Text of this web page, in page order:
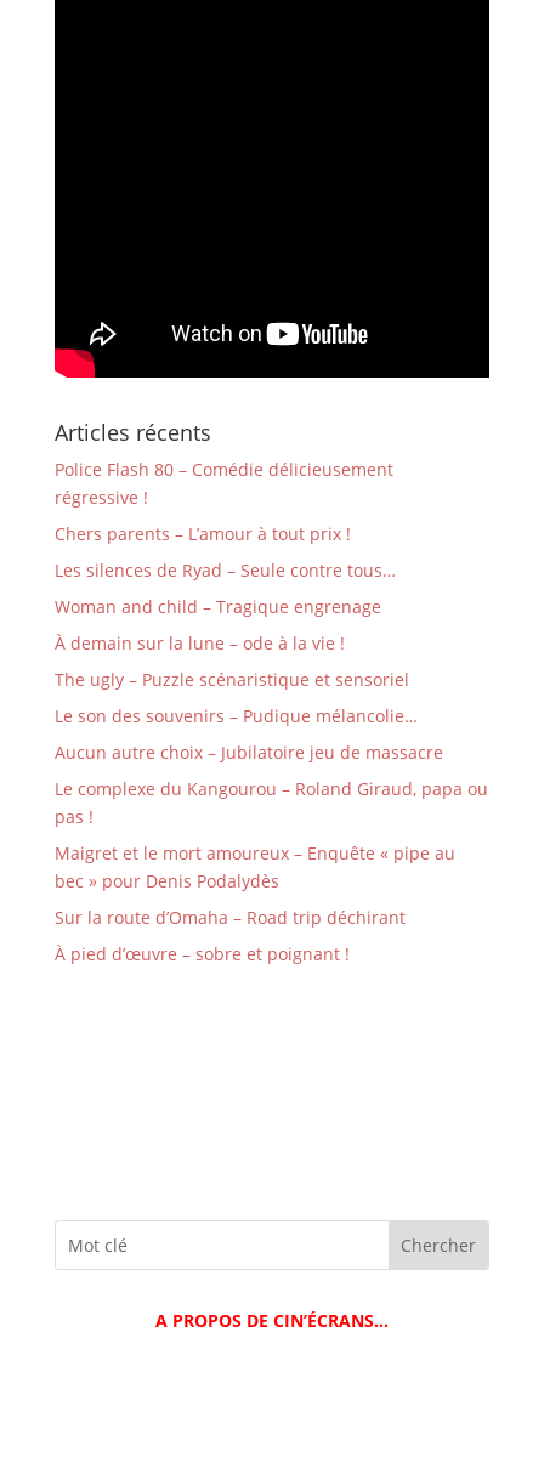
Articles récents
Police Flash 80 – Comédie délicieusement
régressive !
Chers parents – L’amour à tout prix !
Les silences de Ryad – Seule contre tous…
Woman and child – Tragique engrenage
À demain sur la lune – ode à la vie !
The ugly – Puzzle scénaristique et sensoriel
Le son des souvenirs – Pudique mélancolie…
Aucun autre choix – Jubilatoire jeu de massacre
Le complexe du Kangourou – Roland Giraud, papa ou
pas !
Maigret et le mort amoureux – Enquête « pipe au
bec » pour Denis Podalydès
Sur la route d’Omaha – Road trip déchirant
À pied d’œuvre – sobre et poignant !
A PROPOS DE CIN’ÉCRANS…